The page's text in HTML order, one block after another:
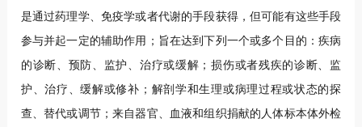
是通过药理学、免疫学或者代谢的手段获得，但可能有这些手段
参与并起一定的辅助作用；旨在达到下列一个或多个目的：疾病
的诊断、预防、监护、治疗或缓解；损伤或者残疾的诊断、监
护、治疗、缓解或修补；解剖学和生理或病理过程或状态的探
查、替代或调节；来自器官、血液和组织捐献的人体标本体外检